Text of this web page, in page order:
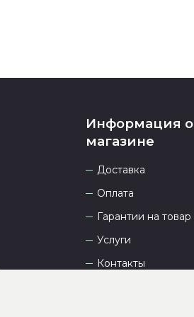
Информация о
магазине
Доставка
Оплата
Гарантии на товар
Услуги
Контакты